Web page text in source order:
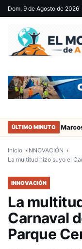
Dom, 9 de Agosto de 2026
ÚLTIMO MINUTO
de San Marcos
Inicio
INNOVACIÓN
La multitud hizo suyo el
INNOVACIÓN
La
Carnaval
Parque